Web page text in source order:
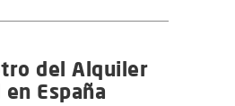
del Alquiler
España